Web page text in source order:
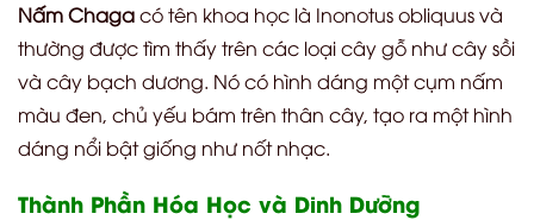
Nấm Chagacó tên khoa học là Inonotus obliquus và
thường được tìm thấy trên các loại cây gỗ như cây sồi
và cây bạch dương. Nó có hình dáng một cụm nấm
màu đen, chủ yếu bám trên thân cây, tạo ra một hình
dáng nổi bật giống như nốt nhạc.
Thành Phần Hóa Học và Dinh Dưỡng